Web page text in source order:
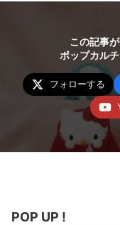
この記事
ポップカル
フォローする
POP UP !